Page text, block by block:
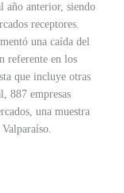
año anterior, siendo
receptores.
una caída del
referente en los
que incluye otras
887 empresas
una muestra